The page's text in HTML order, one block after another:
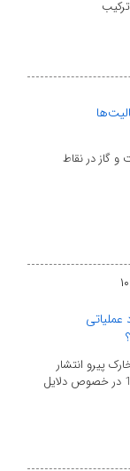
و گاز در نقاط
پیرو انتشار
صورت های مالی دوره 6 ماهه منتهی به 1404.06.31 در خصوص دلایل